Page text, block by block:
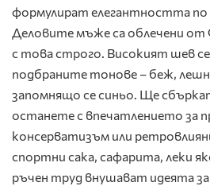
формулират елегантността
Деловите мъже са облечени от
с това строго. Високият шев
подбраните тонове – беж,
запомнящо се синьо. Ще
останете с впечатлението за
консерватизъм или
спортни сака, сафарита, леки
ръчен труд внушават идеята за